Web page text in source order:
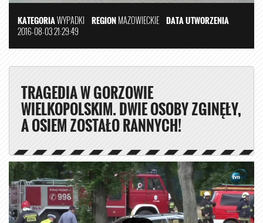
KATEGORIAWYPADKI REGIONMAZOWIECKIE DATA UTWORZENIA
2016-08-03 21:29:49
TRAGEDIA W GORZOWIE
WIELKOPOLSKIM. DWIE OSOBY ZGINĘŁY,
A OSIEM ZOSTAŁO RANNYCH!